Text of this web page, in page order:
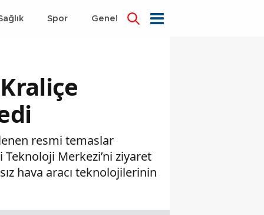
Spor Genel Dünya
resmi temaslar
Merkezi’ni ziyaret
hava aracı teknolojilerinin